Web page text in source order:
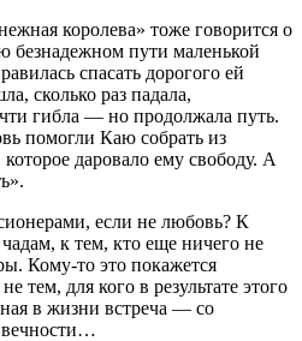
королева» тоже говорится о
безнадежном пути маленькой
спасать дорогого ей
сколько раз падала,
гибла — но продолжала путь.
помогли Каю собрать из
которое даровало ему свободу. А
если не любовь? К
к тем, кто еще ничего не
Кому-то это покажется
тем, для кого в результате этого
в жизни встреча — со
вечности…